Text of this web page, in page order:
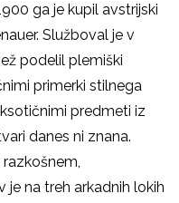
ga je kupil avstrijski
Služboval je v
podelil plemiški
primerki stilnega
predmeti iz
danes ni znana.
je na treh arkadnih lokih